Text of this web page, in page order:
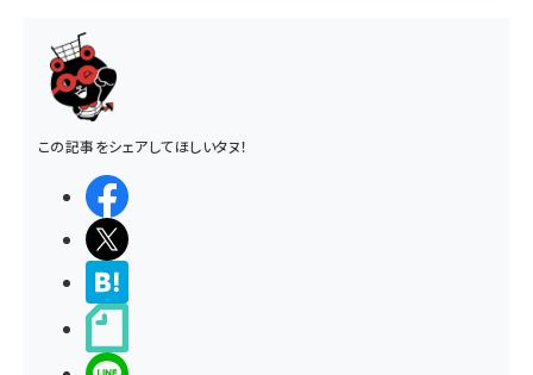
この記事をシェアしてほしいタヌ！